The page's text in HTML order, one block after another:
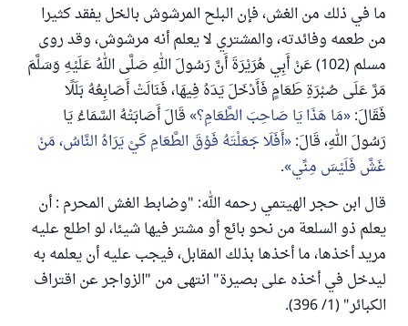
ما في ذلك من الغش، فإن البلح المرشوش بالخل يفقد كثيرا
من طعمه وفائدته، والمشتري لا يعلم أنه مرشوش، وقد روى
مسلم (102) عَنْ أَبِي هُرَيْرَةَ أَنَّ رَسُولَ اللهِ صَلَّى اللهُ عَلَيْهِ وَسَلَّمَ
مَرَّ عَلَى صُبْرَةِ طَعَامٍ فَأَدْخَلَ يَدَهُ فِيهَا، فَنَالَتْ أَصَابِعُهُ بَلَلًا
فَقَالَ: مَا هَذَا يَا صَاحِبَ الطَّعَامِ؟ قَالَ أَصَابَتْهُ السَّمَاءُ يَا
رَسُولَ اللهِ، قَالَ: أَفَلَا جَعَلْتَهُ فَوْقَ الطَّعَامِ كَيْ يَرَاهُ النَّاسُ، مَنْ
غَشَّ فَلَيْسَ مِنِّي .
قال ابن حجر الهيتمي رحمه الله: "وضابط الغش المحرم : أن
يعلم ذو السلعة من نحو بائع أو مشتر فيها شيئا، لو اطلع عليه
مريد أخذها، ما أخذها بذلك المقابل، فيجب عليه أن يعلمه به
ليدخل في أخذه على بصيرة" انتهى من "الزواجر عن اقتراف
الكبائر" (1/ 396).